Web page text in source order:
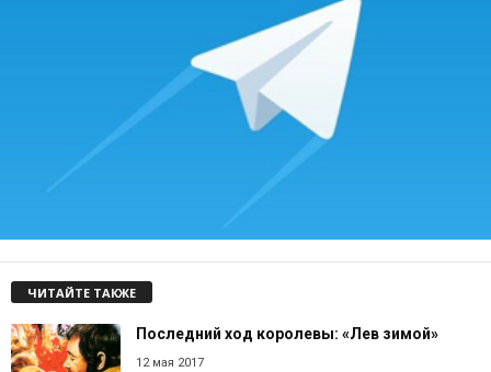
ЧИТАЙТЕ ТАКЖЕ
Последний ход королевы: «Лев зимой»
12 мая 2017